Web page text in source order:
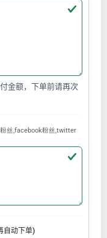
金额，下单前请再次
丝,facebook粉丝,twitter
自动下单)